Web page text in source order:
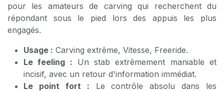
pour les amateurs de carving qui recherchent du
répondant sous le pied lors des appuis les plus
engagés.
Usage : Carving extrême, Vitesse, Freeride.
Le feeling : Un stab extrêmement maniable et
incisif, avec un retour d'information immédiat.
Le point fort : Le contrôle absolu dans les